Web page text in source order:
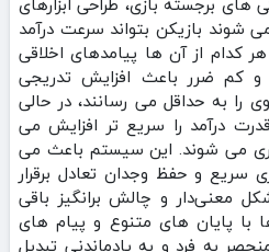
شوند بازیکن بتواند سرعت درآمد
کدام از آن‌ ها پیامدهای اخلاقی
و کم‌ ضرر باعث افزایش تدریجی
به حداقل می‌ رسانند، در حالی
درآمد را سریع‌ تر افزایش می‌
می‌ شوند. این سیستم باعث می‌
سریع و حفظ وجدان تعادل برقرار
معنی‌دار و چالش‌ برانگیز باقی
با پایان‌ های متنوع و پیام‌ های
به فرد و به یادماندنی تبدیل